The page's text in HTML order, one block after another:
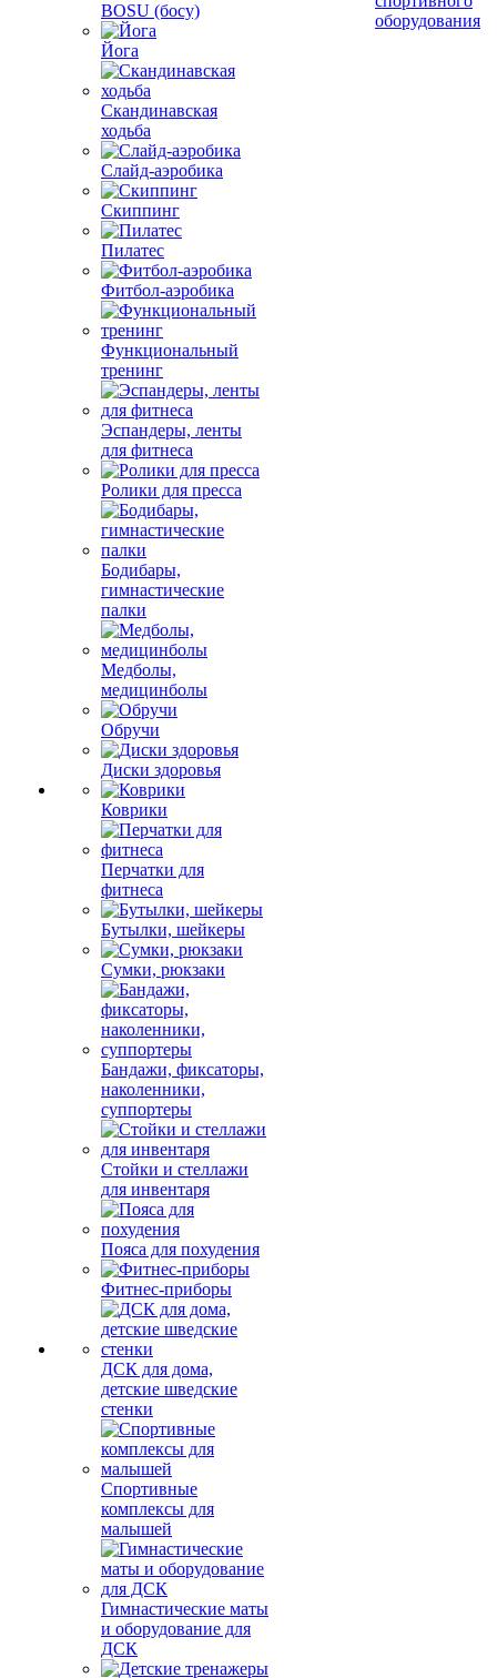
BOSU (босу)
Йога
Скандинавская
ходьба
Слайд-аэробика
Скиппинг
Пилатес
Фитбол-аэробика
Функциональный
тренинг
Эспандеры, ленты
для фитнеса
Ролики для пресса
Бодибары,
гимнастические
палки
Медболы,
медицинболы
Обручи
Диски здоровья
Коврики
Перчатки для
фитнеса
Бутылки, шейкеры
Сумки, рюкзаки
Бандажи, фиксаторы,
наколенники,
суппортеры
Стойки и стеллажи
для инвентаря
Пояса для похудения
Фитнес-приборы
ДСК для дома,
детские шведские
стенки
Спортивные
комплексы для
малышей
Гимнастические маты
и оборудование для
ДСК
оборудования